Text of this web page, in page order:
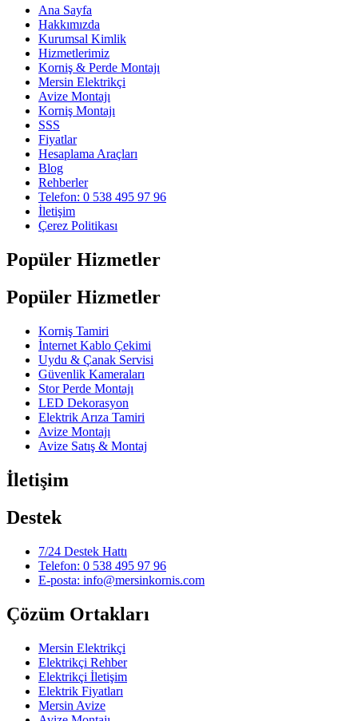
Ana Sayfa
Hakkımızda
Kurumsal Kimlik
Hizmetlerimiz
Korniş & Perde Montajı
Mersin Elektrikçi
Avize Montajı
Korniş Montajı
SSS
Fiyatlar
Hesaplama Araçları
Blog
Rehberler
Telefon: 0 538 495 97 96
İletişim
Çerez Politikası
Popüler Hizmetler
Popüler Hizmetler
Korniş Tamiri
İnternet Kablo Çekimi
Uydu & Çanak Servisi
Güvenlik Kameraları
Stor Perde Montajı
LED Dekorasyon
Elektrik Arıza Tamiri
Avize Montajı
Avize Satış & Montaj
İletişim
Destek
7/24 Destek Hattı
Telefon: 0 538 495 97 96
E-posta: info@mersinkornis.com
Çözüm Ortakları
Mersin Elektrikçi
Elektrikçi Rehber
Elektrikçi İletişim
Elektrik Fiyatları
Mersin Avize